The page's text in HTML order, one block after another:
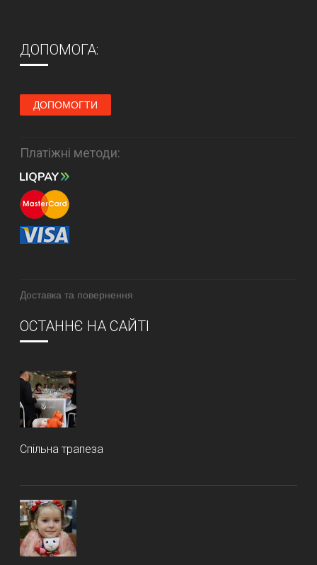
ДОПОМОГА:
ДОПОМОГТИ
Платіжні методи:
Доставка та повернення
ОСТАННЄ НА САЙТІ
Спільна трапеза